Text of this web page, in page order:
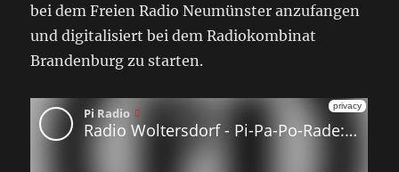
bei dem Freien Radio Neumünster anzufangen
und digitalisiert bei dem Radiokombinat
Brandenburg zu starten.